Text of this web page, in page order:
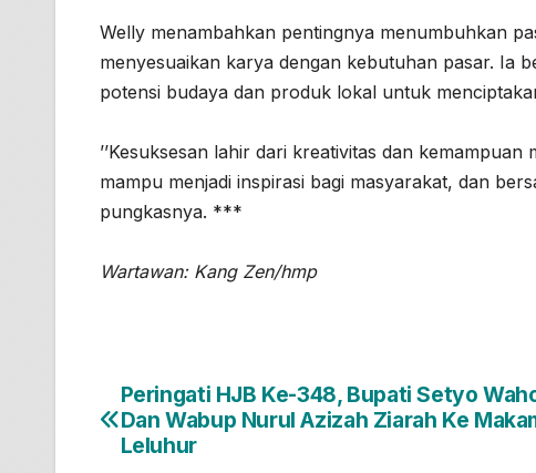
Welly menambahkan pentingnya menumbuhkan
menyesuaikan karya dengan kebutuhan pasar. Ia
potensi budaya dan produk lokal untuk
’’Kesuksesan lahir dari kreativitas dan
mampu menjadi inspirasi bagi masyarakat, dan
pungkasnya. ***
Wartawan: Kang Zen/hmp
Navigasi
pos
Peringati HJB Ke-348, Bupati Setyo
Dan Wabup Nurul Azizah Ziarah Ke
Leluhur